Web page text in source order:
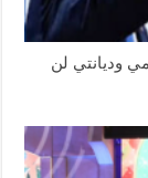
وديانتي لن